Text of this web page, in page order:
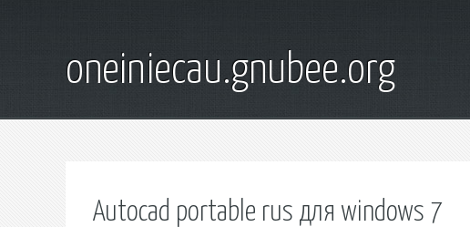
oneiniecau.gnubee.org
Autocad portable rus для windows 7